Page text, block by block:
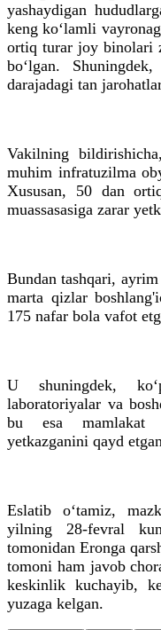
yashaydigan
keng ko‘lamli
ortiq turar joy binolari
bo‘lgan.
darajadagi tan
Vakilning
muhim infratuzilma
Xususan, 50 dan
muassasasiga zarar
Bundan tashqari,
marta qizlar
175 nafar bola vafot
U shuningdek,
laboratoriyalar va
bu esa mamlakat
yetkazganini qayd
Eslatib o‘tamiz,
yilning 28-fevral
tomonidan Eronga
tomoni ham javob
keskinlik kuchayib,
yuzaga kelgan.